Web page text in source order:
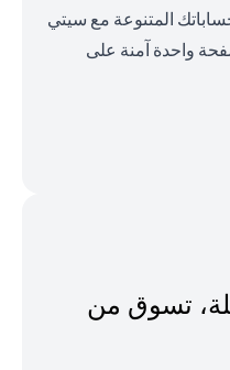
المتنوعة مع سيتي
واحدة آمنة على
تسوق من